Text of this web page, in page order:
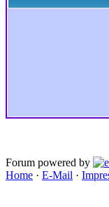
Forum powered by
Home · E-Mail ·